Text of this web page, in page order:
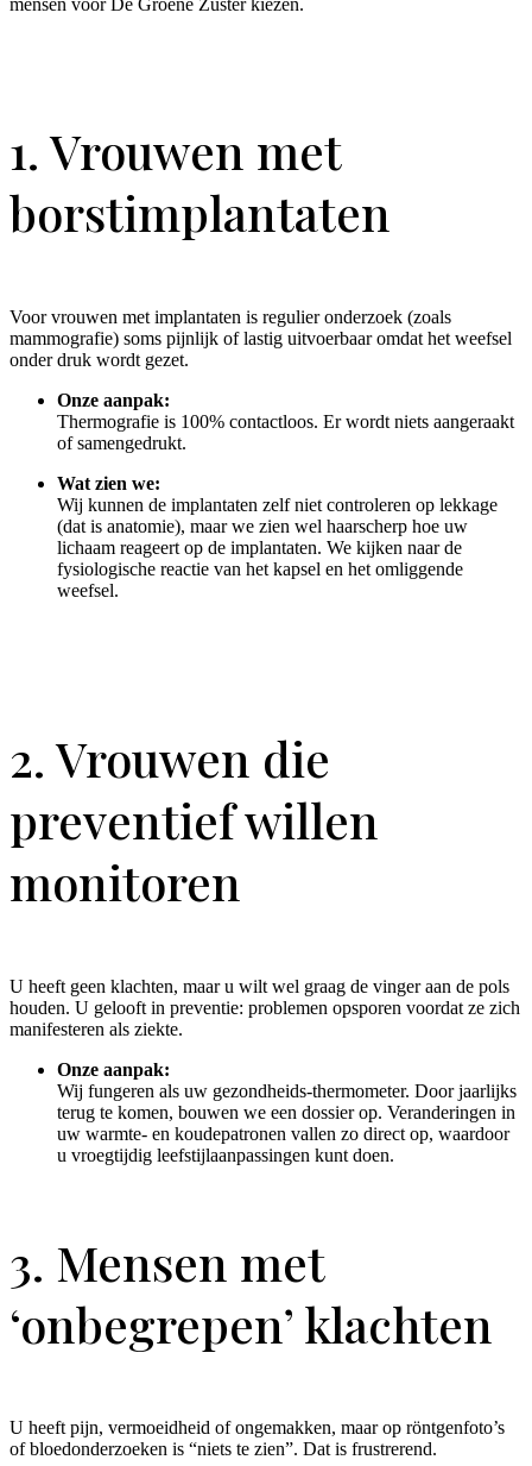
1. Vrouwen met
borstimplantaten
Voor vrouwen met implantaten is regulier onderzoek (zoals
mammografie) soms pijnlijk of lastig uitvoerbaar omdat het weefsel
onder druk wordt gezet.
Onze aanpak:
Thermografie is 100% contactloos. Er wordt niets aangeraakt
of samengedrukt.
Wat zien we:
Wij kunnen de implantaten zelf niet controleren op lekkage
(dat is anatomie), maar we zien wel haarscherp hoe uw
lichaam reageert op de implantaten. We kijken naar de
fysiologische reactie van het kapsel en het omliggende
weefsel.
2. Vrouwen die
preventief willen
monitoren
U heeft geen klachten, maar u wilt wel graag de vinger aan de pols
houden. U gelooft in preventie: problemen opsporen voordat ze zich
manifesteren als ziekte.
Onze aanpak:
Wij fungeren als uw gezondheids-thermometer. Door jaarlijks
terug te komen, bouwen we een dossier op. Veranderingen in
uw warmte- en koudepatronen vallen zo direct op, waardoor
u vroegtijdig leefstijlaanpassingen kunt doen.
3. Mensen met
‘onbegrepen’ klachten
U heeft pijn, vermoeidheid of ongemakken, maar op röntgenfoto’s
of bloedonderzoeken is “niets te zien”. Dat is frustrerend.